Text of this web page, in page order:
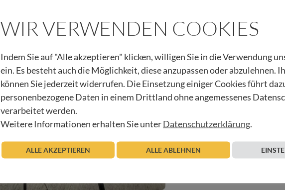
WIR VERWENDEN COOKIES
Indem Sie auf "Alle akzeptieren" klicken, willigen Sie in die Verwendung
ein. Es besteht auch die Möglichkeit, diese anzupassen oder abzulehnen.
können Sie jederzeit widerrufen. Die Einsetzung einiger Cookies führt
personenbezogene Daten in einem Drittland ohne angemessenes
verarbeitet werden.
Weitere Informationen erhalten Sie unterDatenschutzerklärung.
ALLE AKZEPTIEREN ALLE ABLEHNEN